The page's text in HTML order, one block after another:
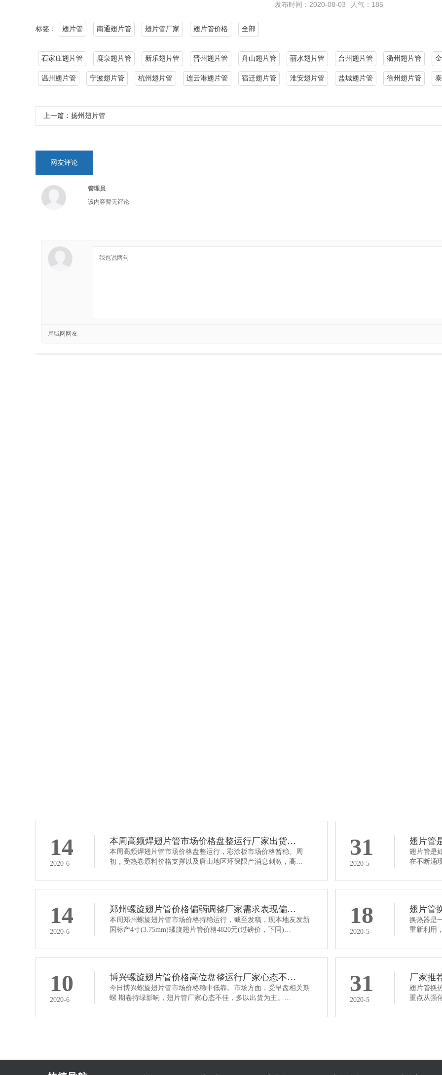
发布时间：2020-08-03 人气： 185
标签： 翅片管 南通翅片管 翅片管厂家 翅片管价格 全部
石家庄翅片管 鹿泉翅片管 新乐翅片管 晋州翅片管 舟山翅片管 丽水翅片管 台州翅片管 衢州翅片管
温州翅片管 宁波翅片管 杭州翅片管 连云港翅片管 宿迁翅片管 淮安翅片管 盐城翅片管 徐州翅片管
上一篇： 扬州翅片管
网友评论
管理员
该内容暂无评论
局域网网友
14
2020-6
本周高频焊翅片管市场价格盘整运行厂家出货…
本周高频焊翅片管市场价格盘整运行，彩涂板市场价格暂稳。周
初，受热卷原料价格支撑以及唐山地区环保限产消息刺激，高…
31
2020-5
翅片管
翅片管是
在不断涌
14
2020-6
郑州螺旋翅片管价格偏弱调整厂家需求表现偏…
本周郑州螺旋翅片管市场价格持稳运行，截至发稿，现本地友发新
国标产4寸(3.75mm)螺旋翅片管价格4820元(过磅价，下同)…
18
2020-5
翅片管
换热器是
重新利用
10
2020-6
博兴螺旋翅片管价格高位盘整运行厂家心态不…
今日博兴螺旋翅片管市场价格稳中低靠。市场方面，受早盘相关期
螺 期卷持绿影响，翅片管厂家心态不佳，多以出货为主。…
31
2020-5
厂家推
翅片管换
重点从强